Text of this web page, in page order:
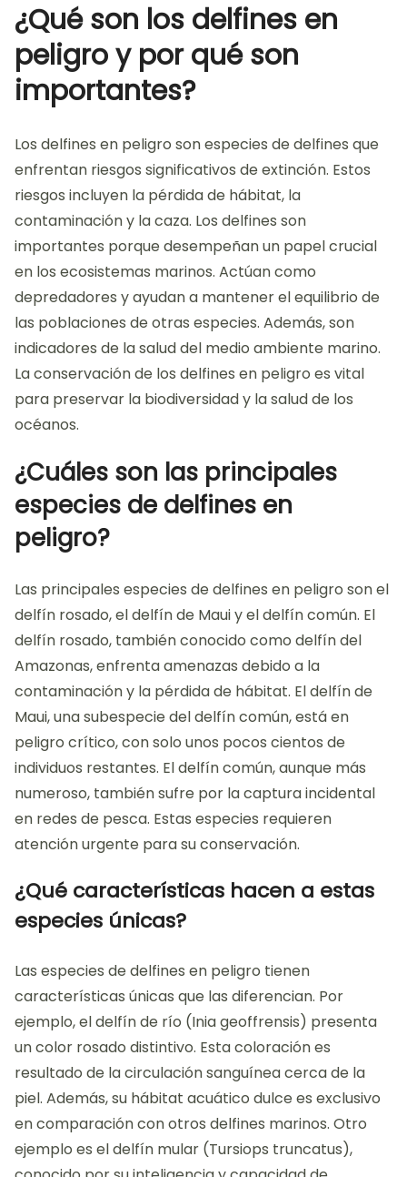
¿Qué son los delfines en
peligro y por qué son
importantes?
Los delfines en peligro son especies de delfines que
enfrentan riesgos significativos de extinción. Estos
riesgos incluyen la pérdida de hábitat, la
contaminación y la caza. Los delfines son
importantes porque desempeñan un papel crucial
en los ecosistemas marinos. Actúan como
depredadores y ayudan a mantener el equilibrio de
las poblaciones de otras especies. Además, son
indicadores de la salud del medio ambiente marino.
La conservación de los delfines en peligro es vital
para preservar la biodiversidad y la salud de los
océanos.
¿Cuáles son las principales
especies de delfines en
peligro?
Las principales especies de delfines en peligro son el
delfín rosado, el delfín de Maui y el delfín común. El
delfín rosado, también conocido como delfín del
Amazonas, enfrenta amenazas debido a la
contaminación y la pérdida de hábitat. El delfín de
Maui, una subespecie del delfín común, está en
peligro crítico, con solo unos pocos cientos de
individuos restantes. El delfín común, aunque más
numeroso, también sufre por la captura incidental
en redes de pesca. Estas especies requieren
atención urgente para su conservación.
¿Qué características hacen a estas
especies únicas?
Las especies de delfines en peligro tienen
características únicas que las diferencian. Por
ejemplo, el delfín de río (Inia geoffrensis) presenta
un color rosado distintivo. Esta coloración es
resultado de la circulación sanguínea cerca de la
piel. Además, su hábitat acuático dulce es exclusivo
en comparación con otros delfines marinos. Otro
ejemplo es el delfín mular (Tursiops truncatus),